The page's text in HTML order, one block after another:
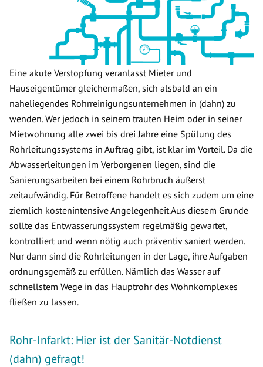
Eine akute Verstopfung veranlasst Mieter und
Hauseigentümer gleichermaßen, sich alsbald an ein
naheliegendes Rohrreinigungsunternehmen in (dahn) zu
wenden. Wer jedoch in seinem trauten Heim oder in seiner
Mietwohnung alle zwei bis drei Jahre eine Spülung des
Rohrleitungssystems in Auftrag gibt, ist klar im Vorteil. Da die
Abwasserleitungen im Verborgenen liegen, sind die
Sanierungsarbeiten bei einem Rohrbruch äußerst
zeitaufwändig. Für Betroffene handelt es sich zudem um eine
ziemlich kostenintensive Angelegenheit.Aus diesem Grunde
sollte das Entwässerungssystem regelmäßig gewartet,
kontrolliert und wenn nötig auch präventiv saniert werden.
Nur dann sind die Rohrleitungen in der Lage, ihre Aufgaben
ordnungsgemäß zu erfüllen. Nämlich das Wasser auf
schnellstem Wege in das Hauptrohr des Wohnkomplexes
fließen zu lassen.
Rohr-Infarkt: Hier ist der Sanitär-Notdienst
(dahn) gefragt!